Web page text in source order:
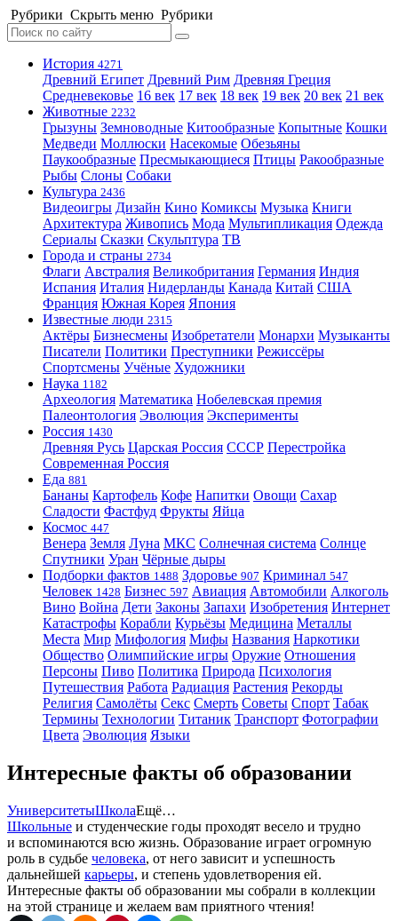
Рубрики Скрыть меню Рубрики
История 4271
Древний Египет Древний Рим Древняя Греция
Средневековье 16 век 17 век 18 век 19 век 20 век 21 век
Животные 2232
Грызуны Земноводные Китообразные Копытные Кошки
Медведи Моллюски Насекомые Обезьяны
Паукообразные Пресмыкающиеся Птицы Ракообразные
Рыбы Слоны Собаки
Культура 2436
Видеоигры Дизайн Кино Комиксы Музыка Книги
Архитектура Живопись Мода Мультипликация Одежда
Сериалы Сказки Скульптура ТВ
Города и страны 2734
Флаги Австралия Великобритания Германия Индия
Испания Италия Нидерланды Канада Китай США
Франция Южная Корея Япония
Известные люди 2315
Актёры Бизнесмены Изобретатели Монархи Музыканты
Писатели Политики Преступники Режиссёры
Спортсмены Учёные Художники
Наука 1182
Археология Математика Нобелевская премия
Палеонтология Эволюция Эксперименты
Россия 1430
Древняя Русь Царская Россия СССР Перестройка
Современная Россия
Еда 881
Бананы Картофель Кофе Напитки Овощи Сахар
Сладости Фастфуд Фрукты Яйца
Космос 447
Венера Земля Луна МКС Солнечная система Солнце
Спутники Уран Чёрные дыры
Подборки фактов 1488 Здоровье 907 Криминал 547
Человек 1428 Бизнес 597 Авиация Автомобили Алкоголь
Вино Война Дети Законы Запахи Изобретения Интернет
Катастрофы Корабли Курьёзы Медицина Металлы
Места Мир Мифология Мифы Названия Наркотики
Общество Олимпийские игры Оружие Отношения
Персоны Пиво Политика Природа Психология
Путешествия Работа Радиация Растения Рекорды
Религия Самолёты Секс Смерть Советы Спорт Табак
Термины Технологии Титаник Транспорт Фотографии
Цвета Эволюция Языки
Интересные факты об образовании
УниверситетыШколаЕщё…
Школьные и студенческие годы проходят весело и трудно
и вспоминаются всю жизнь. Образование играет огромную
роль в судьбе человека, от него зависит и успешность
дальнейшей карьеры, и степень удовлетворения ей.
Интересные факты об образовании мы собрали в коллекции
на этой странице и желаем вам приятного чтения!